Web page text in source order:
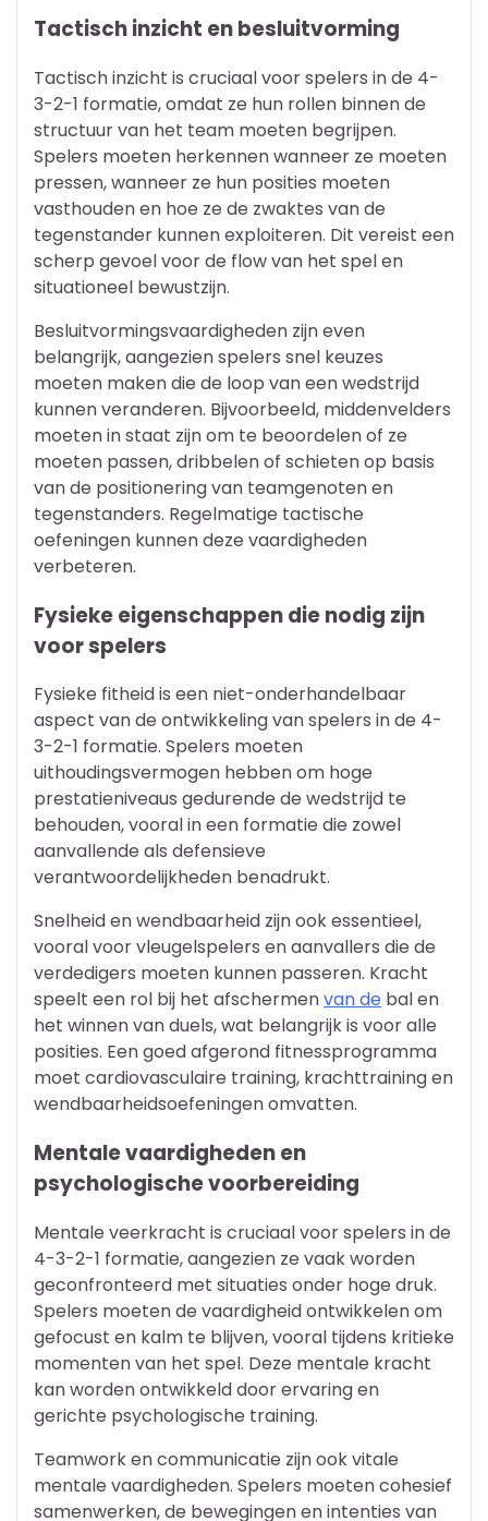
Tactisch inzicht en besluitvorming
Tactisch inzicht is cruciaal voor spelers in de 4-
3-2-1 formatie, omdat ze hun rollen binnen de
structuur van het team moeten begrijpen.
Spelers moeten herkennen wanneer ze moeten
pressen, wanneer ze hun posities moeten
vasthouden en hoe ze de zwaktes van de
tegenstander kunnen exploiteren. Dit vereist een
scherp gevoel voor de flow van het spel en
situationeel bewustzijn.
Besluitvormingsvaardigheden zijn even
belangrijk, aangezien spelers snel keuzes
moeten maken die de loop van een wedstrijd
kunnen veranderen. Bijvoorbeeld, middenvelders
moeten in staat zijn om te beoordelen of ze
moeten passen, dribbelen of schieten op basis
van de positionering van teamgenoten en
tegenstanders. Regelmatige tactische
oefeningen kunnen deze vaardigheden
verbeteren.
Fysieke eigenschappen die nodig zijn
voor spelers
Fysieke fitheid is een niet-onderhandelbaar
aspect van de ontwikkeling van spelers in de 4-
3-2-1 formatie. Spelers moeten
uithoudingsvermogen hebben om hoge
prestatieniveaus gedurende de wedstrijd te
behouden, vooral in een formatie die zowel
aanvallende als defensieve
verantwoordelijkheden benadrukt.
Snelheid en wendbaarheid zijn ook essentieel,
vooral voor vleugelspelers en aanvallers die de
verdedigers moeten kunnen passeren. Kracht
speelt een rol bij het afschermenvan de bal en
het winnen van duels, wat belangrijk is voor alle
posities. Een goed afgerond fitnessprogramma
moet cardiovasculaire training, krachttraining en
wendbaarheidsoefeningen omvatten.
Mentale vaardigheden en
psychologische voorbereiding
Mentale veerkracht is cruciaal voor spelers in de
4-3-2-1 formatie, aangezien ze vaak worden
geconfronteerd met situaties onder hoge druk.
Spelers moeten de vaardigheid ontwikkelen om
gefocust en kalm te blijven, vooral tijdens kritieke
momenten van het spel. Deze mentale kracht
kan worden ontwikkeld door ervaring en
gerichte psychologische training.
Teamwork en communicatie zijn ook vitale
mentale vaardigheden. Spelers moeten cohesief
samenwerken, de bewegingen en intenties van